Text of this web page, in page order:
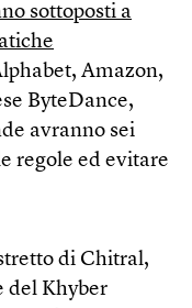
sottoposti a
Amazon,
ByteDance,
avranno sei
regole ed evitare
di Chitral,
del Khyber